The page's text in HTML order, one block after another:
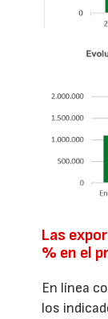
Las
% en el
En línea
los